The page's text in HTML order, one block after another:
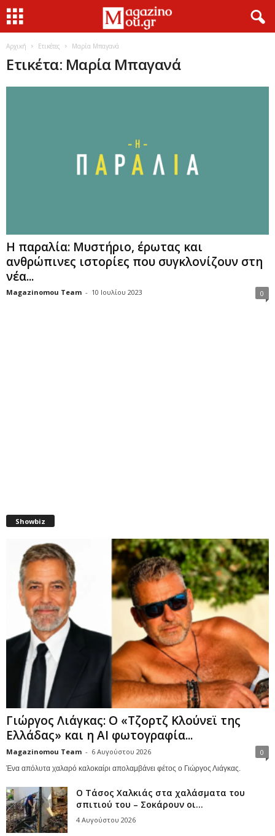
Αρχική Ετικέτες Μαρία Μπαγανά
Ετικέτα: Μαρία Μπαγανά
Η παραλία: Μυστήριο, έρωτας και
ανθρώπινες ιστορίες που συγκλονίζουν στη
νέα...
Magazinomou Team - 10 Ιουλίου 2023 0
Showbiz
Γιώργος Λιάγκας: Ο «Τζορτζ Κλούνεϊ της
Ελλάδας» και η AI φωτογραφία...
Magazinomou Team - 6 Αυγούστου 2026 0
Ένα απόλυτα χαλαρό καλοκαίρι απολαμβάνει φέτος ο Γιώργος Λιάγκας.
Ο Τάσος Χαλκιάς στα χαλάσματα του
σπιτιού του – Σοκάρουν οι...
4 Αυγούστου 2026